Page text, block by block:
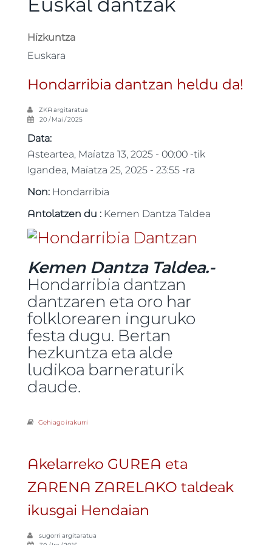
Euskal dantzak
Hizkuntza
Euskara
Hondarribia dantzan heldu da!
ZKA argitaratua
20 / Mai / 2025
Data:
Asteartea, Maiatza 13, 2025 - 00:00-tik
Igandea, Maiatza 25, 2025 - 23:55-ra
Non: Hondarribia
Antolatzen du : Kemen Dantza Taldea
Kemen Dantza Taldea.-
Hondarribia dantzan
dantzaren eta oro har
folklorearen inguruko
festa dugu. Bertan
hezkuntza eta alde
ludikoa barneraturik
daude.
Gehiago irakurri
Akelarreko GUREA eta
ZARENA ZARELAKO taldeak
ikusgai Hendaian
sugorri argitaratua